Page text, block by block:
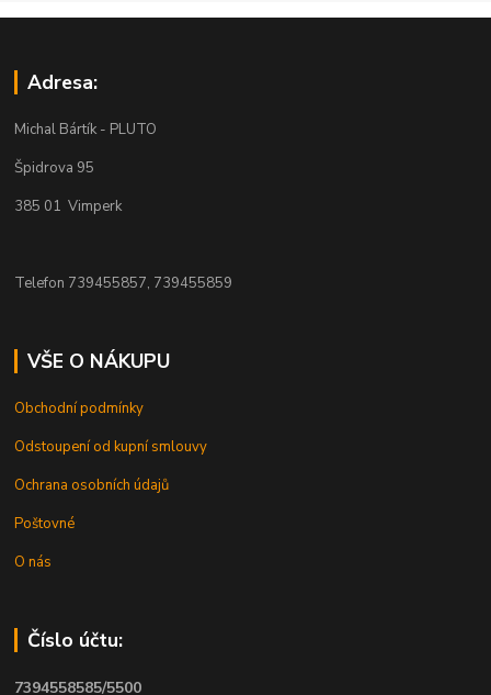
Adresa:
Michal Bártík - PLUTO
Špidrova 95
385 01 Vimperk
Telefon 739455857, 739455859
VŠE O NÁKUPU
Obchodní podmínky
Odstoupení od kupní smlouvy
Ochrana osobních údajů
Poštovné
O nás
Číslo účtu:
7394558585/5500